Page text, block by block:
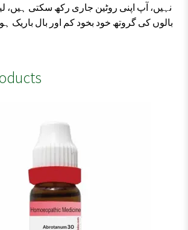
نہیں، آپ اپنی روٹین جاری رکھ سکتی ہیں،
بالوں کی گروتھ خود بخود کم اور بال باریک